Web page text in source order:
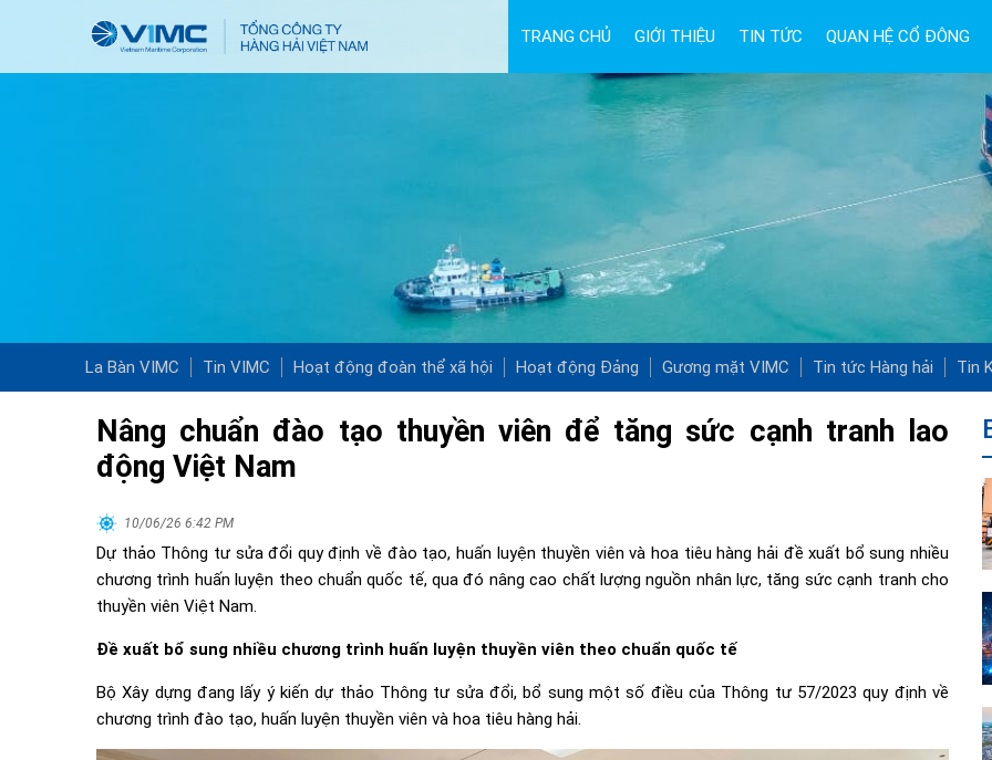
TRANG CHỦ GIỚI THIỆU TIN TỨC QUAN HỆ CỔ ĐÔNG
La Bàn VIMC Tin VIMC Hoạt động đoàn thể xã hội Hoạt động Đảng Gương mặt VIMC Tin tức Hàng hải Tin
Nâng chuẩn đào tạo thuyền viên để tăng sức cạnh tranh lao
động Việt Nam
10/06/26 6:42 PM
Dự thảo Thông tư sửa đổi quy định về đào tạo, huấn luyện thuyền viên và hoa tiêu hàng hải đề xuất bổ sung nhiều
chương trình huấn luyện theo chuẩn quốc tế, qua đó nâng cao chất lượng nguồn nhân lực, tăng sức cạnh tranh cho
thuyền viên Việt Nam.
Đề xuất bổ sung nhiều chương trình huấn luyện thuyền viên theo chuẩn quốc tế
Bộ Xây dựng đang lấy ý kiến dự thảo Thông tư sửa đổi, bổ sung một số điều của Thông tư 57/2023 quy định về
chương trình đào tạo, huấn luyện thuyền viên và hoa tiêu hàng hải.